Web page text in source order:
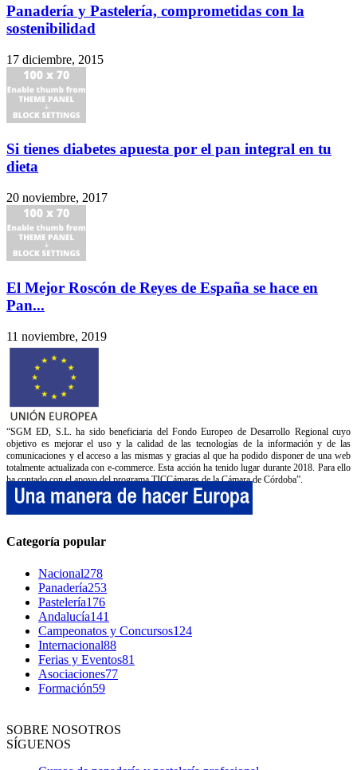
Panadería y Pastelería, comprometidas con la
sostenibilidad
17 diciembre, 2015
Si tienes diabetes apuesta por el pan integral en tu
dieta
20 noviembre, 2017
El Mejor Roscón de Reyes de España se hace en
Pan...
11 noviembre, 2019
“SGM ED, S.L. ha sido beneficiaria del Fondo Europeo de Desarrollo Regional cuyo
objetivo es mejorar el uso y la calidad de las tecnologías de la información y de las
comunicaciones y el acceso a las mismas y gracias al que ha podido disponer de una web
totalmente actualizada con e-commerce. Esta acción ha tenido lugar durante 2018. Para ello
ha contado con el apoyo del programa TICCámaras de la Cámara de Córdoba”.
Categoría popular
Nacional278
Panadería253
Pastelería176
Andalucía141
Campeonatos y Concursos124
Internacional88
Ferias y Eventos81
Asociaciones77
Formación59
SOBRE NOSOTROS
SÍGUENOS